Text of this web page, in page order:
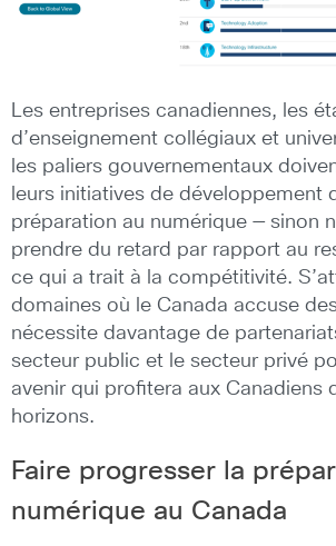
Les entreprises canadiennes, les
d’enseignement collégiaux et
les paliers gouvernementaux
leurs initiatives de développement
préparation au numérique — sinon
prendre du retard par rapport au
ce qui a trait à la compétitivité.
domaines où le Canada accuse
nécessite davantage de
secteur public et le secteur privé
avenir qui profitera aux Canadiens
horizons.
Faire progresser la
numérique au Canada